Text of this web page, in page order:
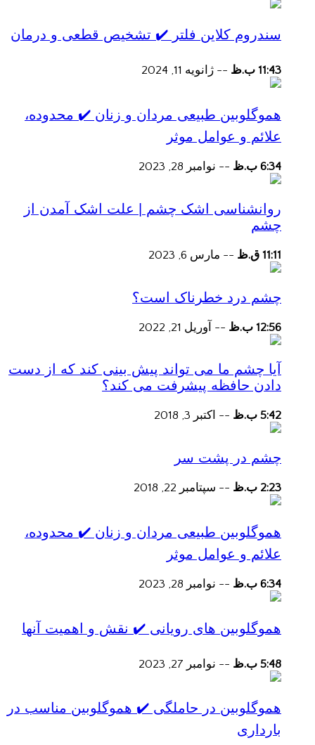
سندروم کلاین فلتر ✔️ تشخیص قطعی و درمان
11:43 ب.ظ -- ژانویه 11, 2024
هموگلوبین طبیعی مردان و زنان ✔️ محدوده،
علائم و عوامل موثر
6:34 ب.ظ -- نوامبر 28, 2023
روانشناسی اشک چشم | علت اشک آمدن از
چشم
11:11 ق.ظ -- مارس 6, 2023
چشم درد خطرناک است؟
12:56 ب.ظ -- آوریل 21, 2022
آیا چشم ما می تواند پیش بینی کند که از دست
دادن حافظه پیشرفت می کند؟
5:42 ب.ظ -- اکتبر 3, 2018
چشم در پشت سر
2:23 ب.ظ -- سپتامبر 22, 2018
هموگلوبین طبیعی مردان و زنان ✔️ محدوده،
علائم و عوامل موثر
6:34 ب.ظ -- نوامبر 28, 2023
هموگلوبین های رویانی ✔️ نقش و اهمیت آنها
5:48 ب.ظ -- نوامبر 27, 2023
هموگلوبین در حاملگی ✔️ هموگلوبین مناسب در
بارداری